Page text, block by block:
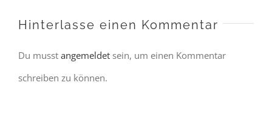
Hinterlasse einen Kommentar
Du musst angemeldet sein, um einen Kommentar
schreiben zu können.